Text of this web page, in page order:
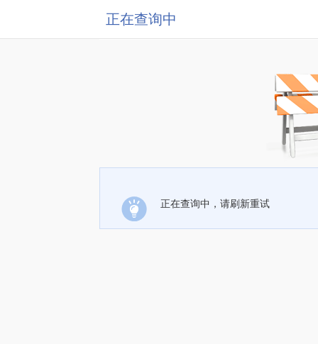
正在查询中
正在查询中，请刷新重试